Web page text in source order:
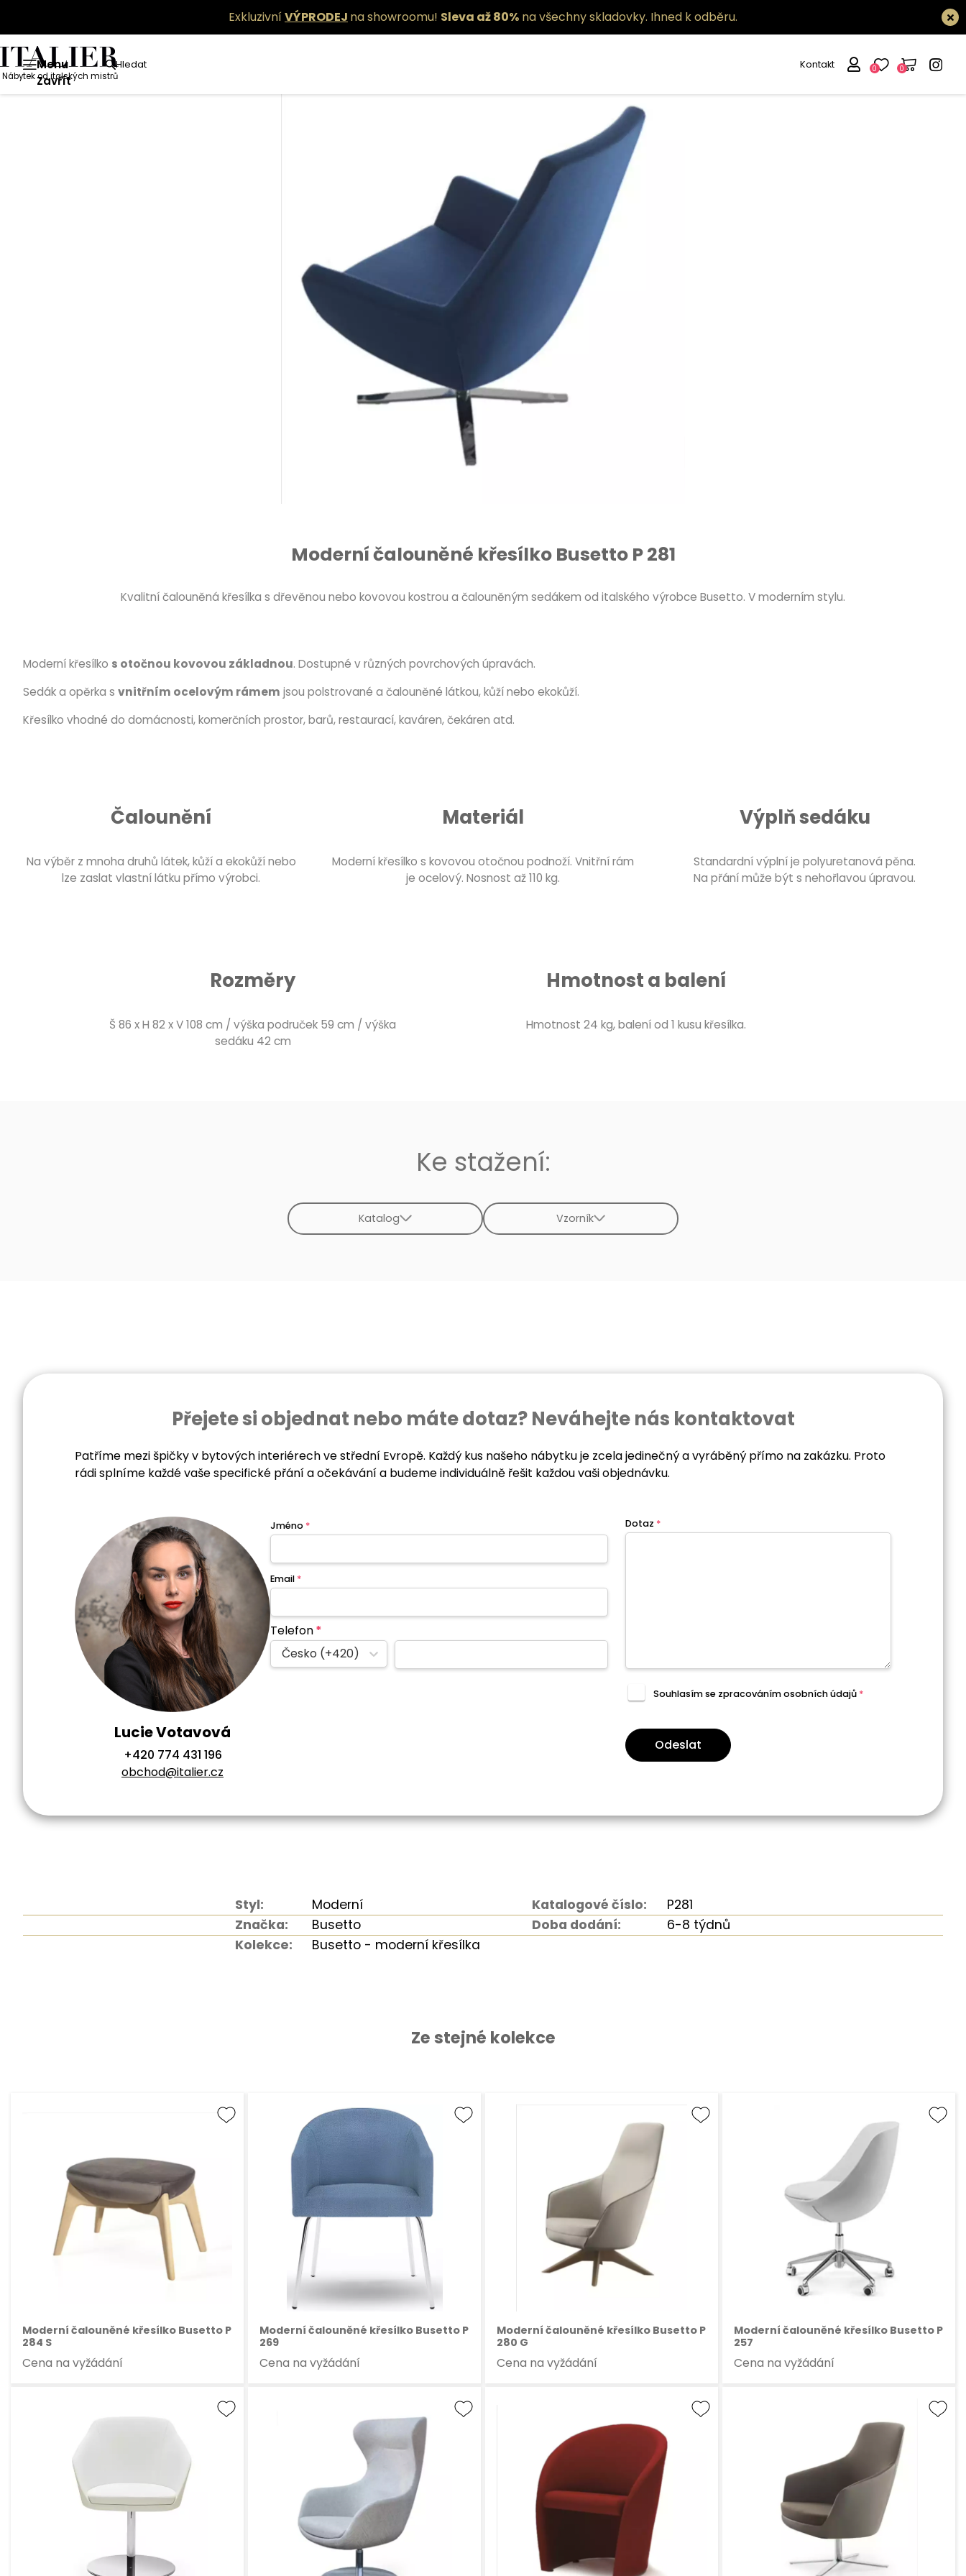
ExkluzivníVÝPRODEJ na showroomu! Sleva až 80% na všechny skladovky. Ihned k odběru.
Menu
Zavřít
Hledat
Nábytek od italských mistrů
Kontakt 0 0
Moderní čalouněné křesílko Busetto P 281
Kvalitní čalouněná křesílka s dřevěnou nebo kovovou kostrou a čalouněným sedákem od italského výrobce Busetto. V moderním stylu.
Moderní křesílko s otočnou kovovou základnou. Dostupné v různých povrchových úpravách.
Sedák a opěrka s vnitřním ocelovým rámem jsou polstrované a čalouněné látkou, kůží nebo ekokůží.
Křesílko vhodné do domácnosti, komerčních prostor, barů, restaurací, kaváren, čekáren atd.
Čalounění
Na výběr z mnoha druhů látek, kůží a ekokůží nebo
lze zaslat vlastní látku přímo výrobci.
Materiál
Moderní křesílko s kovovou otočnou podnoží. Vnitřní rám
je ocelový. Nosnost až 110 kg.
Výplň sedáku
Standardní výplní je polyuretanová pěna.
Na přání může být s nehořlavou úpravou.
Rozměry
Š 86 x H 82 x V 108 cm / výška područek 59 cm / výška
sedáku 42 cm
Hmotnost a balení
Hmotnost 24 kg, balení od 1 kusu křesílka.
Ke stažení:
Katalog Vzorník
Přejete si objednat nebo máte dotaz? Neváhejte nás kontaktovat
Patříme mezi špičky v bytových interiérech ve střední Evropě. Každý kus našeho nábytku je zcela jedinečný a vyráběný přímo na zakázku. Proto
rádi splníme každé vaše specifické přání a očekávání a budeme individuálně řešit každou vaši objednávku.
Lucie Votavová
+420 774 431 196
obchod@italier.cz
Jméno *
Email *
Telefon*
Česko (+420)
Dotaz *
Souhlasím se zpracovánímosobních údajů *
Odeslat
Styl: Moderní Katalogové číslo:
P281
Značka:
Busetto Doba dodání:
6-8 týdnů
Kolekce:
Busetto - moderní křesílka
Ze stejné kolekce
Moderní čalouněné křesílko Busetto P
284 S
Cena na vyžádání
Moderní čalouněné křesílko Busetto P
269
Cena na vyžádání
Moderní čalouněné křesílko Busetto P
280 G
Cena na vyžádání
Moderní čalouněné křesílko Busetto P
257
Cena na vyžádání